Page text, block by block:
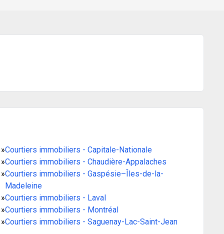
»Courtiers immobiliers - Capitale-Nationale
»Courtiers immobiliers - Chaudière-Appalaches
»Courtiers immobiliers - Gaspésie–Îles-de-la-
Madeleine
»Courtiers immobiliers - Laval
»Courtiers immobiliers - Montréal
»Courtiers immobiliers - Saguenay-Lac-Saint-Jean